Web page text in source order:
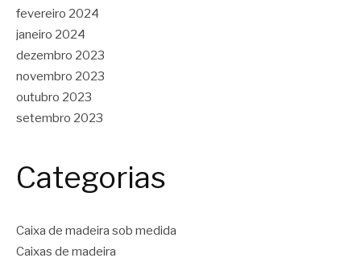
fevereiro 2024
janeiro 2024
dezembro 2023
novembro 2023
outubro 2023
setembro 2023
Categorias
Caixa de madeira sob medida
Caixas de madeira